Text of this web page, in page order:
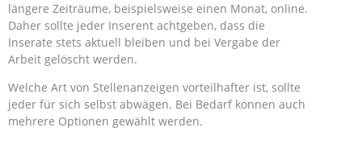
längere Zeiträume, beispielsweise einen Monat, online.
Daher sollte jeder Inserent achtgeben, dass die
Inserate stets aktuell bleiben und bei Vergabe der
Arbeit gelöscht werden.
Welche Art von Stellenanzeigen vorteilhafter ist, sollte
jeder für sich selbst abwägen. Bei Bedarf können auch
mehrere Optionen gewählt werden.